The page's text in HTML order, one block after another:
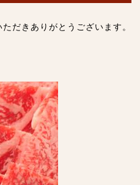
だきありがとうございます。